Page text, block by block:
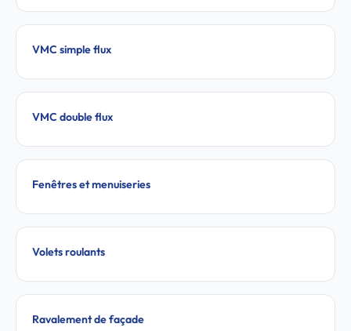
VMC simple flux
VMC double flux
Fenêtres et menuiseries
Volets roulants
Ravalement de façade